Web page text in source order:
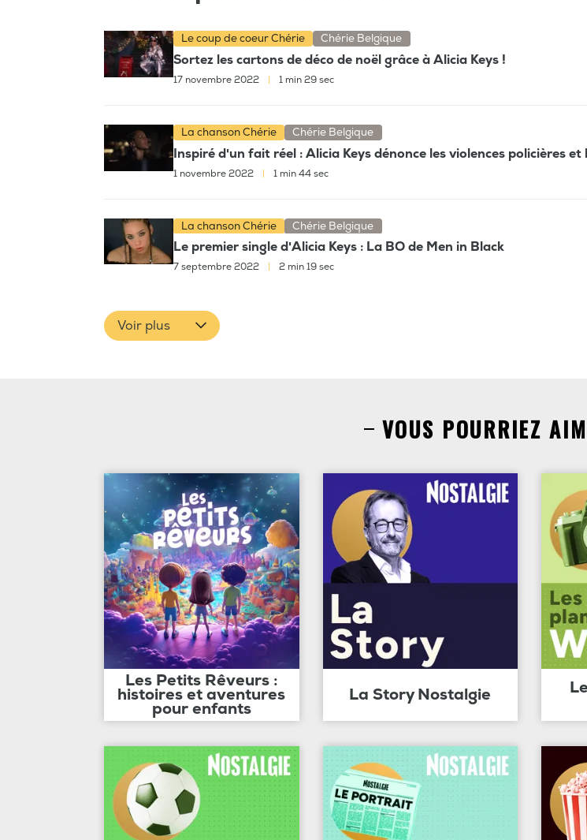
Le coup de coeur Chérie Chérie Belgique
Sortez les cartons de déco de noël grâce à Alicia Keys !
17 novembre 2022 1 min 29 sec
La chanson Chérie Chérie Belgique
Inspiré d'un fait réel : Alicia Keys dénonce les violences policières et
1 novembre 2022 | 1 min 44 sec
La chanson Chérie Chérie Belgique
Le premier single d'Alicia Keys : La BO de Men in Black
7 septembre 2022 2 min 19 sec
Voir plus
VOUS POURRIEZ
Les Petits Rêveurs :
histoires et aventures
pour enfants
La Story Nostalgie